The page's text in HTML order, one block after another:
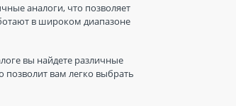
аналоги, что позволяет
в широком диапазоне
вы найдете различные
вам легко выбрать